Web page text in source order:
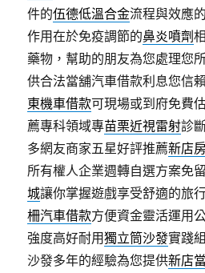
件的伍德低溫合金流程與效應
作用在於免疫調節的鼻炎噴劑
藥物，幫助的朋友為您處理您
供合法當舖汽車借款利息您信
東機車借款可​現場或到府免費
薦專科領域專苗栗近視雷射診
多網友商家五星好評推薦新店
所有權人企業週轉自選方案免
城讓你掌握遊戲享受舒適的旅
柵汽車借款方便資金靈活運用
強度高好耐用獨立筒沙發實踐
沙發多年的經驗為您提供新店